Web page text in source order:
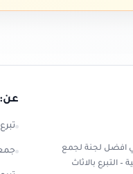
افضل لجنة لجمع
– التبرع بالاثاث
عن: